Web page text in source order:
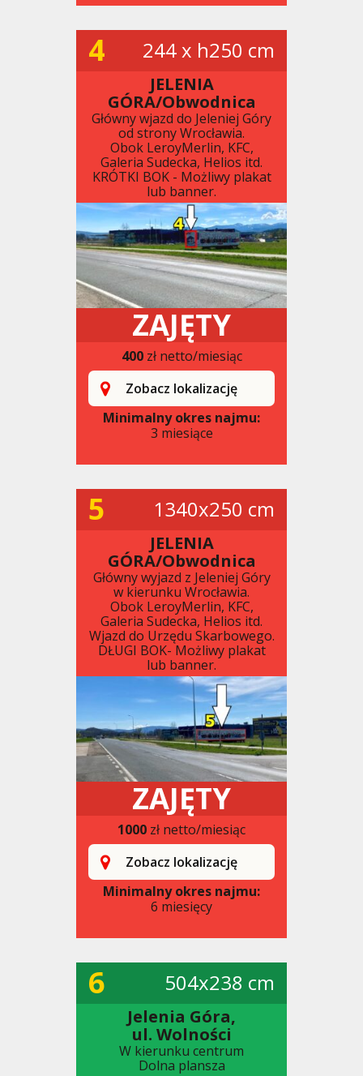
4 244 x h250 cm
JELENIA
GÓRA/Obwodnica
Główny wjazd do Jeleniej Góry
od strony Wrocławia.
Obok LeroyMerlin, KFC,
Galeria Sudecka, Helios itd.
KRÓTKI BOK - Możliwy plakat
lub banner.
ZAJĘTY
400zł netto/miesiąc
Zobacz lokalizację
Minimalny okres najmu:
3 miesiące
5 1340x250 cm
JELENIA
GÓRA/Obwodnica
Główny wyjazd z Jeleniej Góry
w kierunku Wrocławia.
Obok LeroyMerlin, KFC,
Galeria Sudecka, Helios itd.
Wjazd do Urzędu Skarbowego.
DŁUGI BOK- Możliwy plakat
lub banner.
ZAJĘTY
1000 zł netto/miesiąc
Zobacz lokalizację
Minimalny okres najmu:
6 miesięcy
6 504x238 cm
Jelenia Góra,
ul. Wolności
W kierunku centrum
Dolna plansza